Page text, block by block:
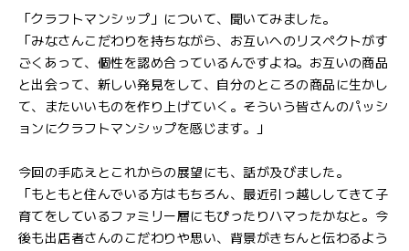
「クラフトマンシップ」について、聞いてみました。
「みなさんこだわりを持ちながら、お互いへのリスペクトがす
ごくあって、個性を認め合っているんですよね。お互いの商品
と出会って、新しい発見をして、自分のところの商品に生かし
て、またいいものを作り上げていく。そういう皆さんのパッシ
ョンにクラフトマンシップを感じます。」
今回の手応えとこれからの展望にも、話が及びました。
「もともと住んでいる方はもちろん、最近引っ越ししてきて子
育てをしているファミリー層にもぴったりハマったかなと。今
後も出店者さんのこだわりや思い、背景がきちんと伝わるよう